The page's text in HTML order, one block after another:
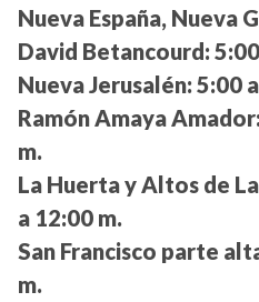
Nueva España, Nueva
David Betancourd:
Nueva Jerusalén: 5:00
Ramón Amaya Amador:
m.
La Huerta y Altos de
a 12:00 m.
San Francisco parte
m.